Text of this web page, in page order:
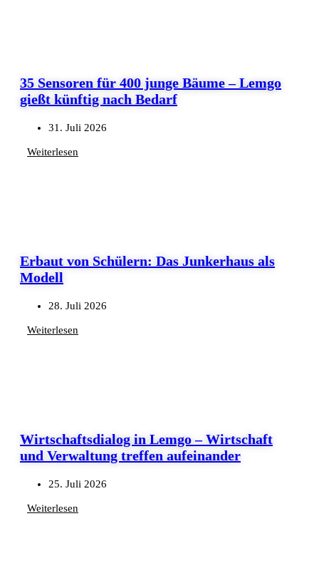
35 Sensoren für 400 junge Bäume – Lemgo
gießt künftig nach Bedarf
31. Juli 2026
Weiterlesen
Erbaut von Schülern: Das Junkerhaus als
Modell
28. Juli 2026
Weiterlesen
Wirtschaftsdialog in Lemgo – Wirtschaft
und Verwaltung treffen aufeinander
25. Juli 2026
Weiterlesen